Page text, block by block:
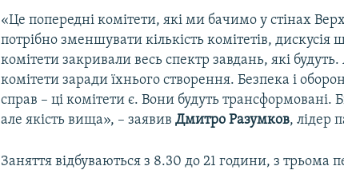
«Це попередні комітети, які ми бачимо у стінах
потрібно зменшувати кількість комітетів, дискусія
комітети закривали весь спектр завдань, які
комітети заради їхнього створення. Безпека і
справ – ці комітети є. Вони будуть
але якість вища», – заявивДмитро Разумков, лідер
Заняття відбуваються з 8.30 до 21 години, з трьома